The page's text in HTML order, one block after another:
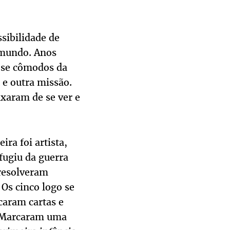
de
Anos
cômodos da
outra missão.
de se ver e
foi artista,
da guerra
cinco logo se
cartas e
uma